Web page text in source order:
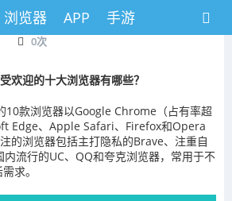
浏览器 APP 手游
0次
欢迎的十大浏览器有哪些？
10款浏览器以Google Chrome（占有率超
Edge、Apple Safari、Firefox和Opera
的浏览器包括主打隐私的Brave、注重自
流行的UC、QQ和夸克浏览器，常用于不
求。